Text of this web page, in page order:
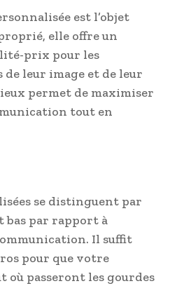
est l’objet
elle offre un
prix pour les
de leur image et de leur
permet de maximiser
tout en
se distinguent par
par rapport à
Il suffit
pour que votre
où passeront les gourdes